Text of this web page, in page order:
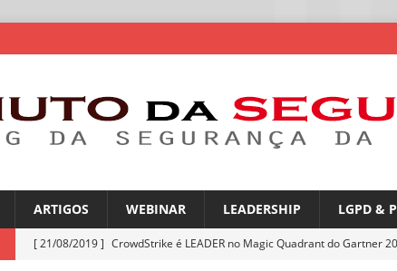
ARTIGOS WEBINAR LEADERSHIP LGPD &
[ 21/08/2019 ] CrowdStrike é LEADER no Magic Quadrant do Gartner